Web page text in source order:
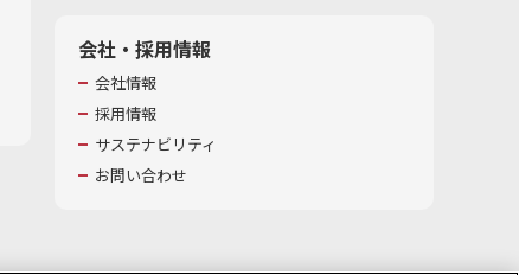
会社・採用情報
会社情報
採用情報
サステナビリティ
お問い合わせ